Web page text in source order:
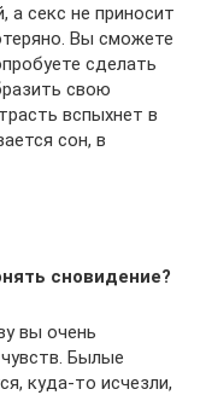
а секс не приносит
Вы сможете
сделать
свою
вспыхнет в
сон, в
сновидение?
вы очень
Былые
куда-то исчезли,